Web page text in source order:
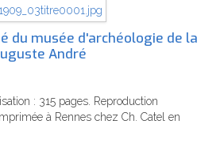
du musée d'archéologie de la
André
: 315 pages. Reproduction
à Rennes chez Ch. Catel en